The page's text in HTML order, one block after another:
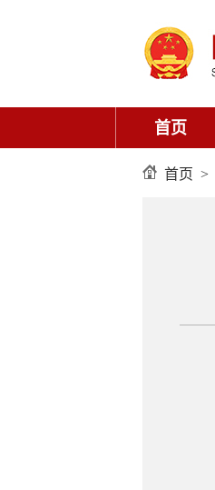
首页
首页 >